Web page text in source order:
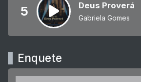
5 Deus Proverá
Gabriela Gomes
Enquete